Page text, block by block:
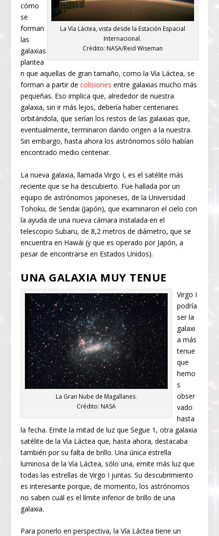
La Vía Láctea, vista desde la Estación Espacial
Internacional.
Crédito: NASA/Reid Wiseman
cómo
se
forman
las
galaxias
plantea
n que aquellas de gran tamaño, como la Vía Láctea, se
forman a partir decolisiones entre galaxias mucho más
pequeñas. Eso implica que, alrededor de nuestra
galaxia, sin ir más lejos, debería haber centenares
orbitándola, que serían los restos de las galaxias que,
eventualmente, terminaron dando origen a la nuestra.
Sin embargo, hasta ahora los astrónomos sólo habían
encontrado medio centenar.
La nueva galaxia, llamada Virgo I, es el satélite más
reciente que se ha descubierto. Fue hallada por un
equipo de astrónomos japoneses, de la Universidad
Tohoku, de Sendai (Japón), que examinaron el cielo con
la ayuda de una nueva cámara instalada en el
telescopio Subaru, de 8,2 metros de diámetro, que se
encuentra en Hawái (y que es operado por Japón, a
pesar de encontrarse en Estados Unidos).
UNA GALAXIA MUY TENUE
La Gran Nube de Magallanes.
Crédito: NASA
Virgo I
podría
ser la
galaxi
a más
tenue
que
hemo
s
obser
vado
hasta
la fecha. Emite la mitad de luz que Segue 1, otra galaxia
satélite de la Vía Láctea que, hasta ahora, destacaba
también por su falta de brillo. Una única estrella
luminosa de la Vía Láctea, sólo una, emite más luz que
todas las estrellas de Virgo I juntas. Su descubrimiento
es interesante porque, de momento, los astrónomos
no saben cuál es el límite inferior de brillo de una
galaxia.
Para ponerlo en perspectiva, la Vía Láctea tiene un